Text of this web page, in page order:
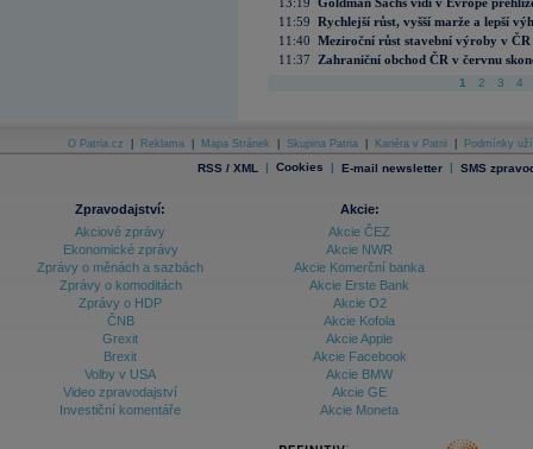
11:59 Rychlejší růst, vyšší marže a lepší
11:40 Meziroční růst stavební výroby v
11:37
Zahraniční obchod ČR v červnu
1 2 3 4
O Patria.cz Reklama Mapa Stránek Skupina Patria Kariéra v Patrii Podmínky
RSS / XML | Cookies | E-mail newsletter | SMS
Zpravodajství:
Akciové zprávy
Ekonomické zprávy
Zprávy o měnách a sazbách
Zprávy o komoditách
Zprávy o HDP
ČNB
Grexit
Brexit
Volby v USA
Video zpravodajství
Investiční komentáře
Akcie:
Akcie ČEZ
Akcie NWR
Akcie Komerční banka
Akcie Erste Bank
Akcie O2
Akcie Kofola
Akcie Apple
Akcie Facebook
Akcie BMW
Akcie GE
Akcie Moneta